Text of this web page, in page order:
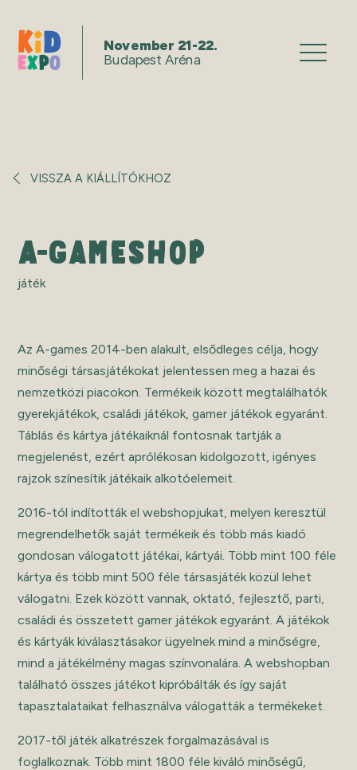
November 21-22.
Budapest Aréna
VISSZA A KIÁLLÍTÓKHOZ
A-GAMESHOP
játék
Az A-games 2014-ben alakult, elsődleges célja, hogy
minőségi társasjátékokat jelentessen meg a hazai és
nemzetközi piacokon. Termékeik között megtalálhatók
gyerekjátékok, családi játékok, gamer játékok egyaránt.
Táblás és kártya játékaiknál fontosnak tartják a
megjelenést, ezért aprólékosan kidolgozott, igényes
rajzok színesítik játékaik alkotóelemeit.
2016-tól indították el webshopjukat, melyen keresztül
megrendelhetők saját termékeik és több más kiadó
gondosan válogatott játékai, kártyái. Több mint 100 féle
kártya és több mint 500 féle társasjáték közül lehet
válogatni. Ezek között vannak, oktató, fejlesztő, parti,
családi és összetett gamer játékok egyaránt. A játékok
és kártyák kiválasztásakor ügyelnek mind a minőségre,
mind a játékélmény magas színvonalára. A webshopban
található összes játékot kipróbálták és így saját
tapasztalataikat felhasználva válogatták a termékeket.
2017-től játék alkatrészek forgalmazásával is
foglalkoznak. Több mint 1800 féle kiváló minőségű,